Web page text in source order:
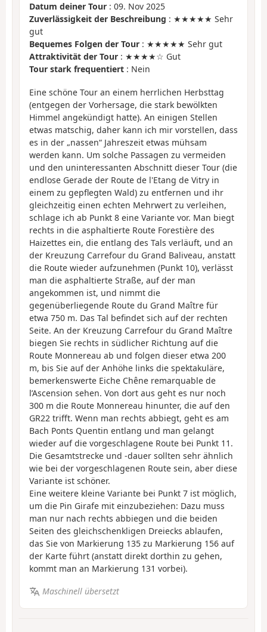
Datum deiner Tour : 09. Nov 2025
Zuverlässigkeit der Beschreibung : ★★★★★ Sehr
gut
Bequemes Folgen der Tour : ★★★★★ Sehr gut
Attraktivität der Tour : ★★★★☆ Gut
Tour stark frequentiert : Nein
Eine schöne Tour an einem herrlichen Herbsttag
(entgegen der Vorhersage, die stark bewölkten
Himmel angekündigt hatte). An einigen Stellen
etwas matschig, daher kann ich mir vorstellen, dass
es in der „nassen“ Jahreszeit etwas mühsam
werden kann. Um solche Passagen zu vermeiden
und den uninteressanten Abschnitt dieser Tour (die
endlose Gerade der Route de l'Etang de Vitry in
einem zu gepflegten Wald) zu entfernen und ihr
gleichzeitig einen echten Mehrwert zu verleihen,
schlage ich ab Punkt 8 eine Variante vor. Man biegt
rechts in die asphaltierte Route Forestière des
Haizettes ein, die entlang des Tals verläuft, und an
der Kreuzung Carrefour du Grand Baliveau, anstatt
die Route wieder aufzunehmen (Punkt 10), verlässt
man die asphaltierte Straße, auf der man
angekommen ist, und nimmt die
gegenüberliegende Route du Grand Maître für
etwa 750 m. Das Tal befindet sich auf der rechten
Seite. An der Kreuzung Carrefour du Grand Maître
biegen Sie rechts in südlicher Richtung auf die
Route Monnereau ab und folgen dieser etwa 200
m, bis Sie auf der Anhöhe links die spektakuläre,
bemerkenswerte Eiche Chêne remarquable de
l’Ascension sehen. Von dort aus geht es nur noch
300 m die Route Monnereau hinunter, die auf den
GR22 trifft. Wenn man rechts abbiegt, geht es am
Bach Ponts Quentin entlang und man gelangt
wieder auf die vorgeschlagene Route bei Punkt 11.
Die Gesamtstrecke und -dauer sollten sehr ähnlich
wie bei der vorgeschlagenen Route sein, aber diese
Variante ist schöner.
Eine weitere kleine Variante bei Punkt 7 ist möglich,
um die Pin Girafe mit einzubeziehen: Dazu muss
man nur nach rechts abbiegen und die beiden
Seiten des gleichschenkligen Dreiecks ablaufen,
das Sie von Markierung 135 zu Markierung 156 auf
der Karte führt (anstatt direkt dorthin zu gehen,
kommt man an Markierung 131 vorbei).
Maschinell übersetzt